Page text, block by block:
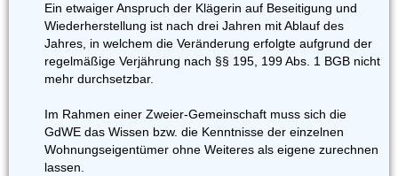
Ein etwaiger Anspruch der Klägerin auf Beseitigung und
Wiederherstellung ist nach drei Jahren mit Ablauf des
Jahres, in welchem die Veränderung erfolgte aufgrund der
regelmäßige Verjährung nach §§ 195, 199 Abs. 1 BGB nicht
mehr durchsetzbar.
Im Rahmen einer Zweier-Gemeinschaft muss sich die
GdWE das Wissen bzw. die Kenntnisse der einzelnen
Wohnungseigentümer ohne Weiteres als eigene zurechnen
lassen.